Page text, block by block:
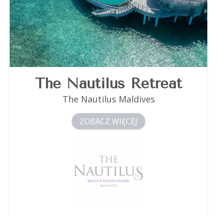
The Nautilus Retreat
The Nautilus Maldives
ZOBACZ WIĘCEJ